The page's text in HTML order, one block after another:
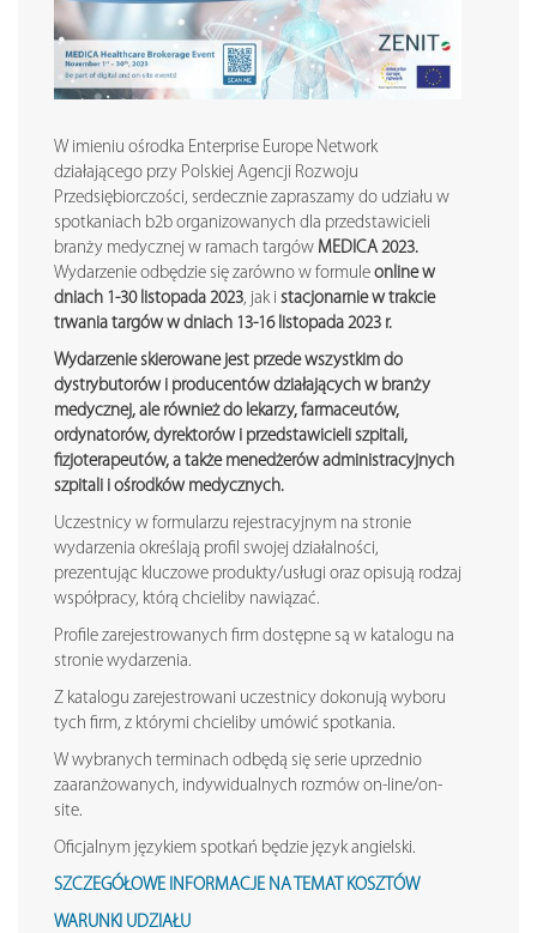
W imieniu ośrodka Enterprise Europe Network
działającego przy Polskiej Agencji Rozwoju
Przedsiębiorczości, serdecznie zapraszamy do udziału w
spotkaniach b2b organizowanych dla przedstawicieli
branży medycznej w ramach targów MEDICA 2023.
Wydarzenie odbędzie się zarówno w formule online w
dniach 1-30 listopada 2023, jak i stacjonarnie w trakcie
trwania targów w dniach 13-16 listopada 2023 r.
Wydarzenie skierowane jest przede wszystkim do
dystrybutorów i producentów działających w branży
medycznej, ale również do lekarzy, farmaceutów,
ordynatorów, dyrektorów i przedstawicieli szpitali,
fizjoterapeutów, a także menedżerów administracyjnych
szpitali i ośrodków medycznych.
Uczestnicy w formularzu rejestracyjnym na stronie
wydarzenia określają profil swojej działalności,
prezentując kluczowe produkty/usługi oraz opisują rodzaj
współpracy, którą chcieliby nawiązać.
Profile zarejestrowanych firm dostępne są w katalogu na
stronie wydarzenia.
Z katalogu zarejestrowani uczestnicy dokonują wyboru
tych firm, z którymi chcieliby umówić spotkania.
W wybranych terminach odbędą się serie uprzednio
zaaranżowanych, indywidualnych rozmów on-line/on-
site.
Oficjalnym językiem spotkań będzie język angielski.
SZCZEGÓŁOWE INFORMACJE NA TEMAT KOSZTÓW
WARUNKI UDZIAŁU